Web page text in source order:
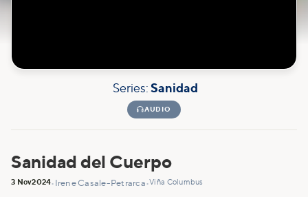
Series: Sanidad
AUDIO
Sanidad del Cuerpo
3 Nov2024• Irene Casale-Petrarca•Viña Columbus